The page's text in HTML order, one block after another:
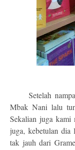
Setelah
Mbak Nani lalu
Sekalian juga kami
juga, kebetulan
tak jauh dari